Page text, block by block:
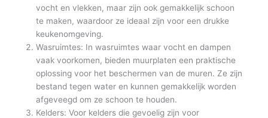
vocht en vlekken, maar zijn ook gemakkelijk schoon
te maken, waardoor ze ideaal zijn voor een drukke
keukenomgeving.
Wasruimtes: In wasruimtes waar vocht en dampen
vaak voorkomen, bieden muurplaten een praktische
oplossing voor het beschermen van de muren. Ze zijn
bestand tegen water en kunnen gemakkelijk worden
afgeveegd om ze schoon te houden.
Kelders: Voor kelders die gevoelig zijn voor